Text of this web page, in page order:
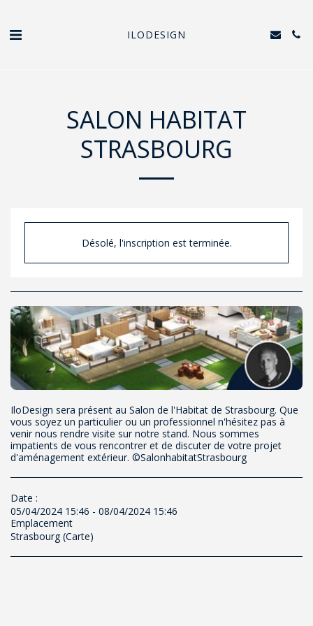
ILODESIGN
SALON HABITAT
STRASBOURG
Désolé, l'inscription est terminée.
IloDesign sera présent au Salon de l'Habitat de Strasbourg. Que
vous soyez un particulier ou un professionnel n'hésitez pas à
venir nous rendre visite sur notre stand. Nous sommes
impatients de vous rencontrer et de discuter de votre projet
d'aménagement extérieur. ©SalonhabitatStrasbourg
Date :
05/04/2024 15:46 - 08/04/2024 15:46
Emplacement
Strasbourg (Carte)